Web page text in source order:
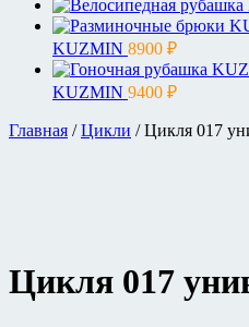
KUZMIN 8900 ₽
KUZMIN 9400 ₽
Главная /Цикли / Цикля 017
Цикля 017